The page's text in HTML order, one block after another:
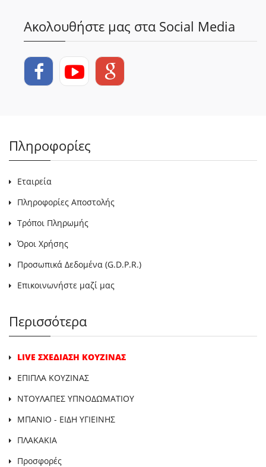
Ακολουθήστε μας στα Social Media
Πληροφορίες
Εταιρεία
Πληροφορίες Αποστολής
Τρόποι Πληρωμής
Όροι Χρήσης
Προσωπικά Δεδομένα (G.D.P.R.)
Επικοινωνήστε μαζί μας
Περισσότερα
LIVE ΣΧΕΔΙΑΣΗ ΚΟΥΖΙΝΑΣ
ΕΠΙΠΛΑ ΚΟΥΖΙΝΑΣ
ΝΤΟΥΛΑΠΕΣ ΥΠΝΟΔΩΜΑΤΙΟΥ
ΜΠΑΝΙΟ - ΕΙΔΗ ΥΓΙΕΙΝΗΣ
ΠΛΑΚΑΚΙΑ
Προσφορές